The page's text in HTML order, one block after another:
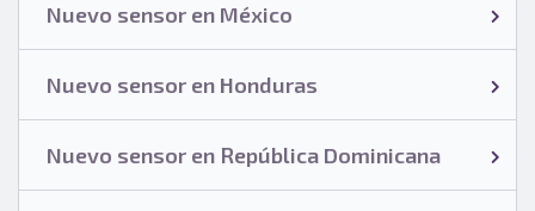
Nuevo sensor en México
Nuevo sensor en Honduras
Nuevo sensor en República Dominicana